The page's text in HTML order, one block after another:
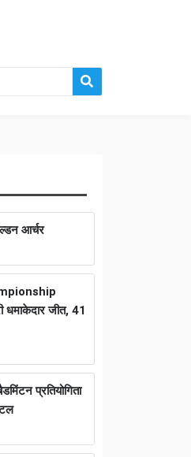
आर्चर
धमाकेदार जीत, 41
प्रतियोगिता